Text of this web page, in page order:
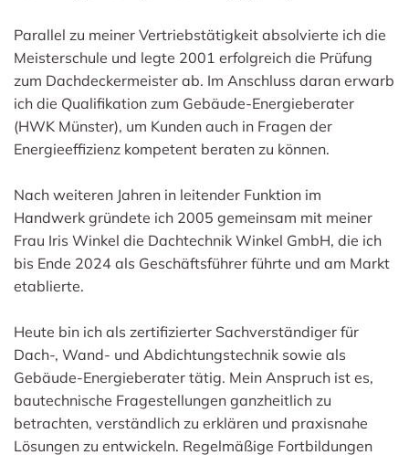
Parallel zu meiner Vertriebstätigkeit absolvierte ich die
Meisterschule und legte 2001 erfolgreich die Prüfung
zum Dachdeckermeister ab. Im Anschluss daran erwarb
ich die Qualifikation zum Gebäude-Energieberater
(HWK Münster), um Kunden auch in Fragen der
Energieeffizienz kompetent beraten zu können.
Nach weiteren Jahren in leitender Funktion im
Handwerk gründete ich 2005 gemeinsam mit meiner
Frau Iris Winkel die Dachtechnik Winkel GmbH, die ich
bis Ende 2024 als Geschäftsführer führte und am Markt
etablierte.
Heute bin ich als zertifizierter Sachverständiger für
Dach-, Wand- und Abdichtungstechnik sowie als
Gebäude-Energieberater tätig. Mein Anspruch ist es,
bautechnische Fragestellungen ganzheitlich zu
betrachten, verständlich zu erklären und praxisnahe
Lösungen zu entwickeln. Regelmäßige Fortbildungen